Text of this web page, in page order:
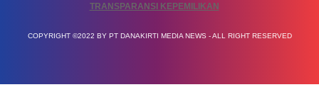
TRANSPARANSI KEPEMILIKAN
COPYRIGHT ©2022 BY PT DANAKIRTI MEDIA NEWS - ALL RIGHT RESERVED